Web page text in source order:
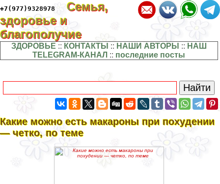
+7(977)9328978
Семья,
здоровье и
благополучие
ЗДОРОВЬЕ :: КОНТАКТЫ :: НАШИ АВТОРЫ :: НАШ
TELEGRAM-КАНАЛ :: последние посты
Какие можно есть макароны при похудении
— четко, по теме